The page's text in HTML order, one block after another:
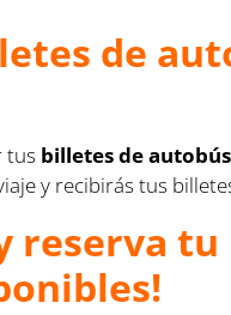
de
tus billetes de
y recibirás tus
reserva tu